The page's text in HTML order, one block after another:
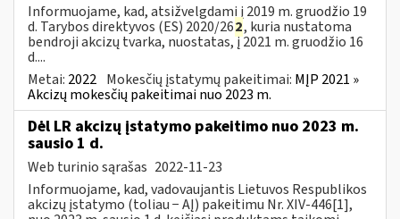
Informuojame, kad, atsižvelgdami į 2019 m. gruodžio 19
d. Tarybos direktyvos (ES) 2020/262, kuria nustatoma
bendroji akcizų tvarka, nuostatas, į 2021 m. gruodžio 16
d....
Metai: 2022 Mokesčių įstatymų pakeitimai: MĮP 2021 »
Akcizų mokesčių pakeitimai nuo 2023 m.
Dėl LR akcizų įstatymo pakeitimo nuo 2023 m.
sausio 1 d.
Web turinio sąrašas 2022-11-23
Informuojame, kad, vadovaujantis Lietuvos Respublikos
akcizų įstatymo (toliau − AĮ) pakeitimu Nr. XIV-446[1],